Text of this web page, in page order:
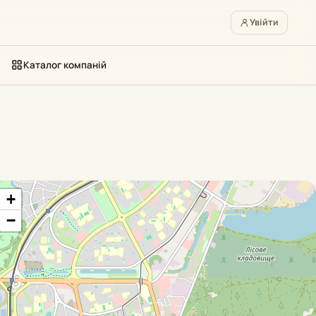
Увійти
Каталог компаній
компанії 36 SPA-салони 33 Дистриб'ютори
+
−